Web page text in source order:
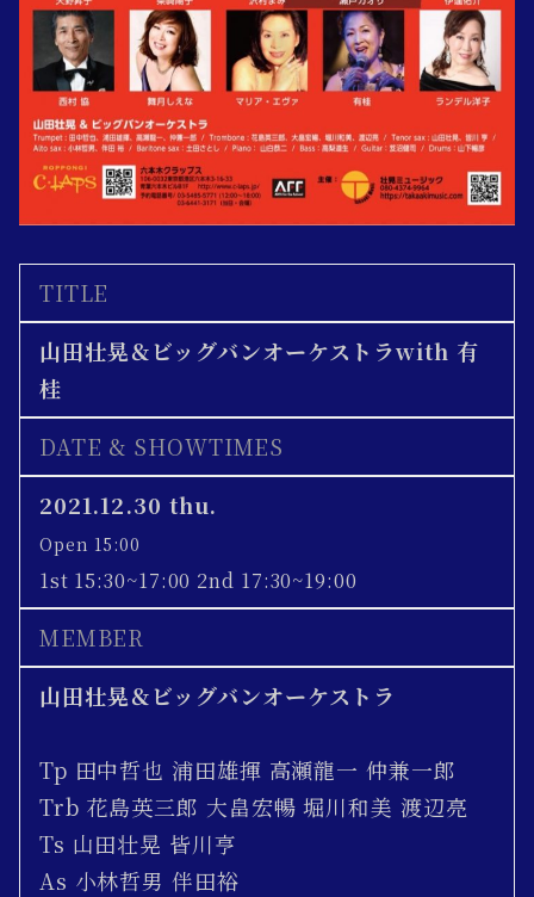
TITLE
山田壮晃＆ビッグバンオーケストラwith 有
桂
DATE & SHOWTIMES
2021.12.30 thu.
Open 15:00
1st 15:30~17:00 2nd 17:30~19:00
MEMBER
山田壮晃＆ビッグバンオーケストラ
Tp 田中哲也 浦田雄揮 高瀬龍一 仲兼一郎
Trb 花島英三郎 大畠宏暢 堀川和美 渡辺亮
Ts 山田壮晃 皆川亨
As 小林哲男 伴田裕